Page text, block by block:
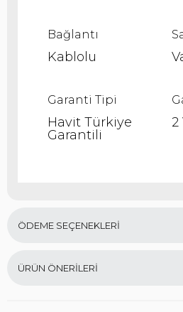
Bağlantı
Kablolu
Garanti Tipi
Havit Türkiye
Garantili
2
ÖDEME SEÇENEKLERI
ÜRÜN ÖNERILERI